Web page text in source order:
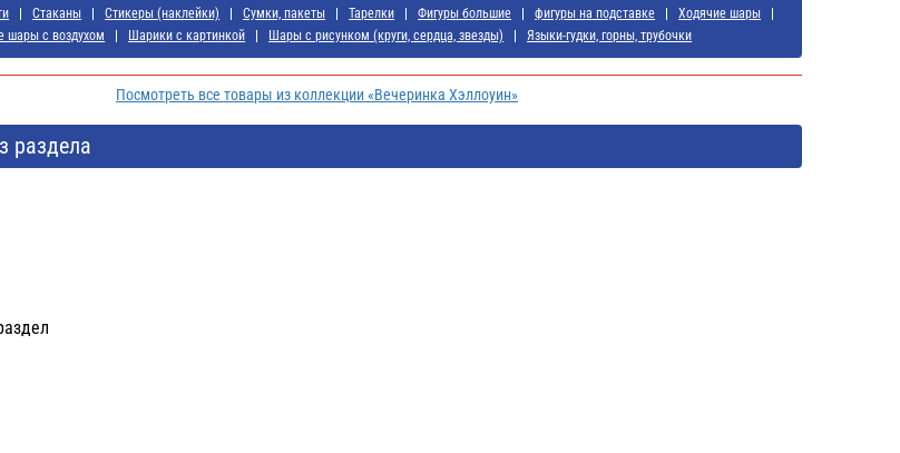
Стаканы Стикеры (наклейки) Сумки, пакеты Тарелки Фигуры большие фигуры на подставке
Ходячие шары
шары с воздухом
Шарики с картинкой Шары с рисунком (круги, сердца, звезды) Языки-гудки, горны, трубочки
Посмотреть все товары из коллекции «Вечеринка Хэллоуин»
раздела